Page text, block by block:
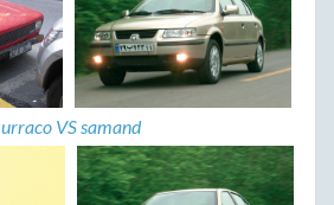
urraco VS samand